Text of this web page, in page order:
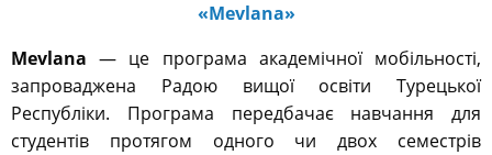
«Mevlana»
Mevlana— це програма академічної мобільності,
запроваджена Радою вищої освіти Турецької
Республіки. Програма передбачає навчання для
студентів протягом одного чи двох семестрів